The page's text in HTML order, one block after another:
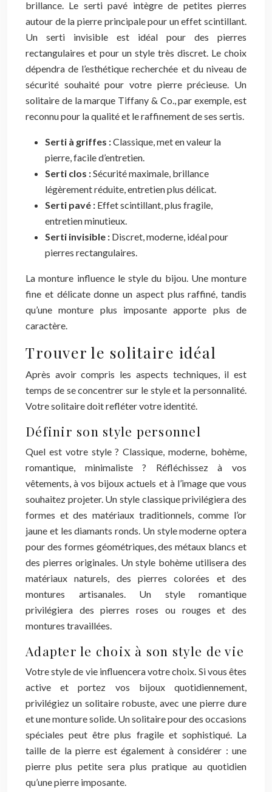
brillance. Le serti pavé intègre de petites pierres
autour de la pierre principale pour un effet scintillant.
Un serti invisible est idéal pour des pierres
rectangulaires et pour un style très discret. Le choix
dépendra de l’esthétique recherchée et du niveau de
sécurité souhaité pour votre pierre précieuse. Un
solitaire de la marque Tiffany & Co., par exemple, est
reconnu pour la qualité et le raffinement de ses sertis.
Serti à griffes :Classique, met en valeur la
pierre, facile d’entretien.
Serti clos :Sécurité maximale, brillance
légèrement réduite, entretien plus délicat.
Serti pavé : Effet scintillant, plus fragile,
entretien minutieux.
Serti invisible : Discret, moderne, idéal pour
pierres rectangulaires.
La monture influence le style du bijou. Une monture
fine et délicate donne un aspect plus raffiné, tandis
qu’une monture plus imposante apporte plus de
caractère.
Trouver le solitaire idéal
Après avoir compris les aspects techniques, il est
temps de se concentrer sur le style et la personnalité.
Votre solitaire doit refléter votre identité.
Définir son style personnel
Quel est votre style ? Classique, moderne, bohème,
romantique, minimaliste ? Réfléchissez à vos
vêtements, à vos bijoux actuels et à l’image que vous
souhaitez projeter. Un style classique privilégiera des
formes et des matériaux traditionnels, comme l’or
jaune et les diamants ronds. Un style moderne optera
pour des formes géométriques, des métaux blancs et
des pierres originales. Un style bohème utilisera des
matériaux naturels, des pierres colorées et des
montures artisanales. Un style romantique
privilégiera des pierres roses ou rouges et des
montures travaillées.
Adapter le choix à son style de vie
Votre style de vie influencera votre choix. Si vous êtes
active et portez vos bijoux quotidiennement,
privilégiez un solitaire robuste, avec une pierre dure
et une monture solide. Un solitaire pour des occasions
spéciales peut être plus fragile et sophistiqué. La
taille de la pierre est également à considérer : une
pierre plus petite sera plus pratique au quotidien
qu’une pierre imposante.